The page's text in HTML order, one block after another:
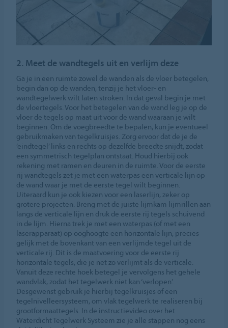
2. Meet de wandtegels uit en verlijm deze
Ga je in een ruimte zowel de wanden als de vloer betegelen,
begin dan op de wanden, tenzij je het vloer- en
wandtegelwerk wilt laten stroken. In dat geval begin je met
de vloertegels. Voor het betegelen van de wand leg je op de
vloer de tegels op maat uit voor de wand waaraan je wilt
beginnen. Om de voegbreedte te bepalen, kun je eventueel
gebruikmaken van tegelkruisjes. Zorg ervoor dat de je de
‘eindtegel’ links en rechts op dezelfde breedte snijdt, zodat
een symmetrisch tegelplan ontstaat. Houd hierbij ook
rekening met ramen en deuren in de ruimte. Voor de eerste
rij wandtegels zet je met een waterpas een verticale lijn op
de wand waar je met de eerste tegel wilt beginnen.
Uiteraard kun je ook kiezen voor een laserlijn, zeker op
grotere projecten. Breng met de juiste lijmkam lijmrillen aan
langs de verticale lijn en druk de eerste rij tegels schuivend
in de lijm. Hierna trek je met een waterpas (of met een
laserapparaat) op ooghoogte een horizontale lijn, precies
gelijk met de bovenkant van een verlijmde tegel uit de
verticale rij. Dit is de maatvoering voor de eerste rij
horizontale tegels, die je net zo verlijmt als de verticale.
Vanuit deze rechte hoek betegel je vervolgens het gehele
wandvlak, zodat het tegelwerk niet kan ‘verlopen’.
Desgewenst gebruik je hierbij tegelkruisjes of een
tegelnivelleersysteem, om vlak tegelwerk te realiseren bij
grootformaattegels. In de instructievideo over het
Waterdicht Tegelwerk Systeem zie je alle stappen nog eens